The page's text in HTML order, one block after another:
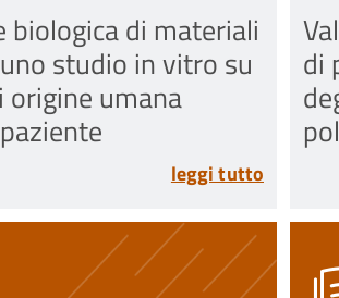
biologica di materiali
studio in vitro su
origine umana
leggi tutto
di